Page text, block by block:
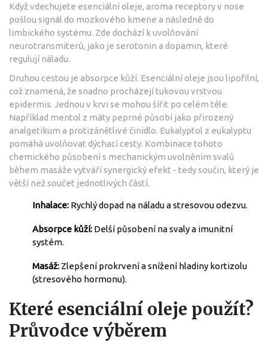
Když vdechujete esenciální oleje, aroma receptory v nose
pošlou signál do mozkového kmene a následně do
limbického systému. Zde dochází k uvolňování
neurotransmiterů, jako je serotonin a dopamin, které
regulují náladu.
Druhou cestou je absorpce kůží. Esenciální oleje jsou lipofilní,
což znamená, že snadno procházejí tukovou vrstvou
epidermis. Jednou v krvi se mohou šířit po celém těle.
Například mentol z máty peprné působí jako přirozený
analgetikum a protizánětlivé činidlo. Eukalyptol z eukalyptu
pomáhá uvolňovat dýchací cesty. Kombinace tohoto
chemického působení s mechanickým uvolněním svalů
během masáže vytváří synergický efekt - tedy součin, který je
větší než součet jednotlivých částí.
Inhalace: Rychlý dopad na náladu a stresovou odezvu.
Absorpce kůží: Delší působení na svaly a imunitní
systém.
Masáž: Zlepšení prokrvení a snížení hladiny kortizolu
(stresového hormonu).
Které esenciální oleje použít?
Průvodce výběrem